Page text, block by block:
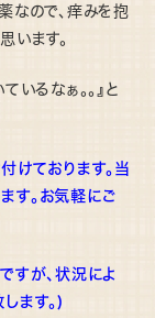
なので、痒みを抱
います。
いるなぁ。。』と
けております。当
す。お気軽にご
すが、状況によ
ます。)